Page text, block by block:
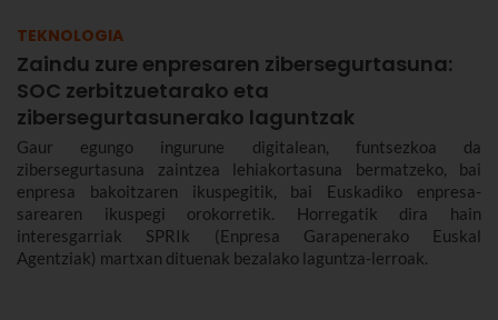
TEKNOLOGIA
Zaindu zure enpresaren zibersegurtasuna:
SOC zerbitzuetarako eta
zibersegurtasunerako laguntzak
Gaur egungo ingurune digitalean, funtsezkoa da
zibersegurtasuna zaintzea lehiakortasuna bermatzeko, bai
enpresa bakoitzaren ikuspegitik, bai Euskadiko enpresa-
sarearen ikuspegi orokorretik. Horregatik dira hain
interesgarriak SPRIk (Enpresa Garapenerako Euskal
Agentziak) martxan dituenak bezalako laguntza-lerroak.